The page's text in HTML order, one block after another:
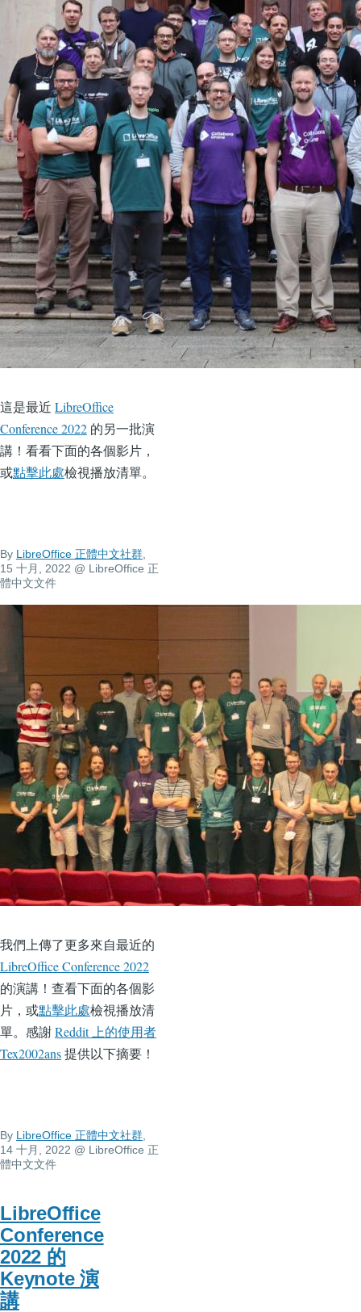
這是最近 LibreOffice
Conference 2022 的另一批演
講！看看下面的各個影片，
或點擊此處檢視播放清單。
By LibreOffice 正體中文社群
15 十月, 2022 @ LibreOffice 正
體中文文件
我們上傳了更多來自最近的
LibreOffice Conference 2022
的演講！查看下面的各個影
片，或點擊此處檢視播放清
單。感謝Reddit 上的使用者
Tex2002ans提供以下摘要！
By LibreOffice 正體中文社群
14 十月, 2022 @ LibreOffice 正
體中文文件
LibreOffice
Conference
2022 的
Keynote 演
講